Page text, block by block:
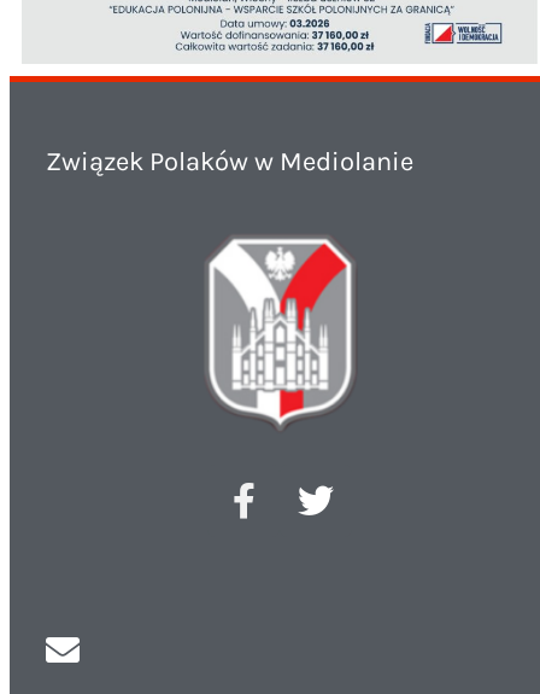
Związek Polaków w Mediolanie